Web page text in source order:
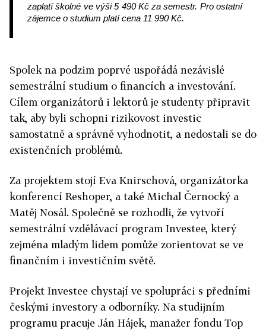
zaplatí školné ve výši 5 490 Kč za semestr. Pro ostatní
zájemce o studium platí cena 11 990 Kč.
Spolek na podzim poprvé uspořádá nezávislé
semestrální studium o financích a investování.
Cílem organizátorů i lektorů je studenty připravit
tak, aby byli schopni rizikovost investic
samostatně a správně vyhodnotit, a nedostali se do
existenčních problémů.
Za projektem stojí Eva Knirschová, organizátorka
konferencí Reshoper, a také Michal Černocký a
Matěj Nosál. Společně se rozhodli, že vytvoří
semestrální vzdělávací program Investee, který
zejména mladým lidem pomůže zorientovat se ve
finančním i investičním světě.
Projekt Investee chystají ve spolupráci s předními
českými investory a odborníky. Na studijním
programu pracuje Ján Hájek, manažer fondu Top